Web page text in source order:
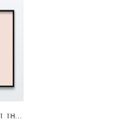
AFFICHE FORGET THE PAST